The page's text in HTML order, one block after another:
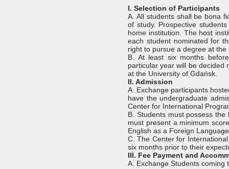
I. Selection of Participants
A. All students shall be bona
of study. Prospective
home institution. The host
each student nominated for
right to pursue a degree at the
B. At least six months
particular year will be decided
at the University of Gdańsk.
II. Admission
A. Exchange participants
have the undergraduate
Center for International
B. Students must possess
must present a minimum
English as a Foreign
C. The Center for
six months prior to their
III. Fee Payment and
A. Exchange Students